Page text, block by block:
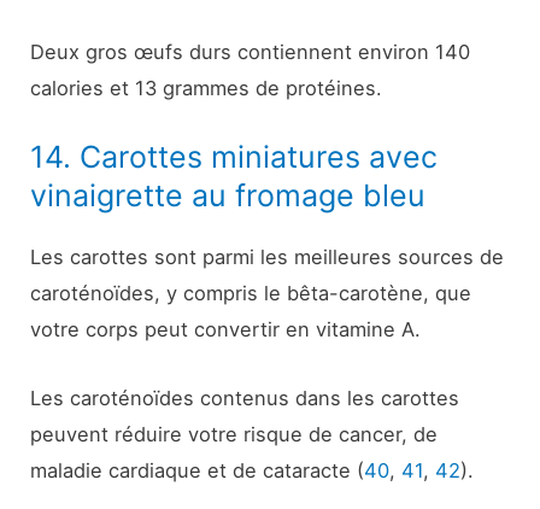
Deux gros œufs durs contiennent environ 140
calories et 13 grammes de protéines.
14. Carottes miniatures avec
vinaigrette au fromage bleu
Les carottes sont parmi les meilleures sources de
caroténoïdes, y compris le bêta-carotène, que
votre corps peut convertir en vitamine A.
Les caroténoïdes contenus dans les carottes
peuvent réduire votre risque de cancer, de
maladie cardiaque et de cataracte (40, 41, 42).